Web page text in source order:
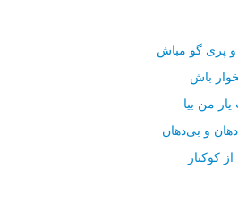
و پری گو مباش
باش
من بیا
و بی‌دهان
كوكنار